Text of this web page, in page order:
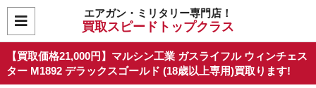
エアガン・ミリタリー専門店！
買取スピードトップクラス
【買取価格21,000円】マルシン工業 ガスライフル ウィンチェス
ター M1892 デラックスゴールド (18歳以上専用)買取ります!